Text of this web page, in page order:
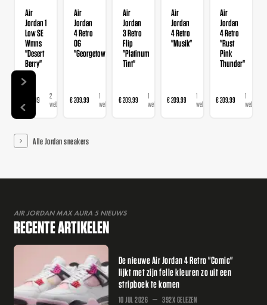
Air
Jordan 1
Low SE
Wmns
"Desert
Berry"
€ 139,99
2
webshops
Air
Jordan
4 Retro
OG
"Georgetown"
€ 209,99
1
webshop
Air
Jordan
3 Retro
Flip
"Platinum
Tint"
€ 209,99
1
webshop
Air
Jordan
4 Retro
"Musik"
€ 209,99
1
webshop
Air
Jordan
4 Retro
"Rust
Pink
Thunder"
€ 209,99
1
webshop
Alle Jordan sneakers
AIR JORDAN MAX AURA 5 NIEUWS
RECENTE ARTIKELEN
De nieuwe Air Jordan 4 Retro "Comic"
lijkt met zijn felle kleuren zo uit een
stripboek te komen
10 JUL 2026 392X GELEZEN